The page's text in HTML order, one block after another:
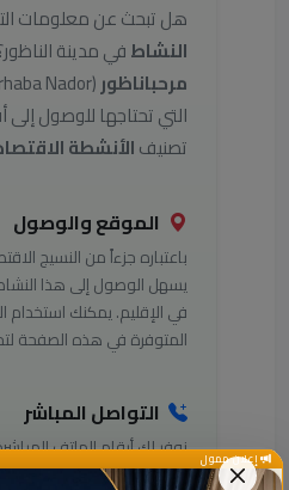
هل تبحث عن معلومات
النشاطفي مدينة
مرحباناظور
التي تحتاجها للوصول
تصنيفالأنشطة
الموقع والوصول
باعتباره جزءاً من النسيج
يسهل الوصول إلى هذا
في الإقليم. يمكنك استخدام
المتوفرة في هذه الصفحة
التواصل المباشر
نوفر لك أرقام الهاتف
مستخدم. يرجى مراعاة
إعلان ممول